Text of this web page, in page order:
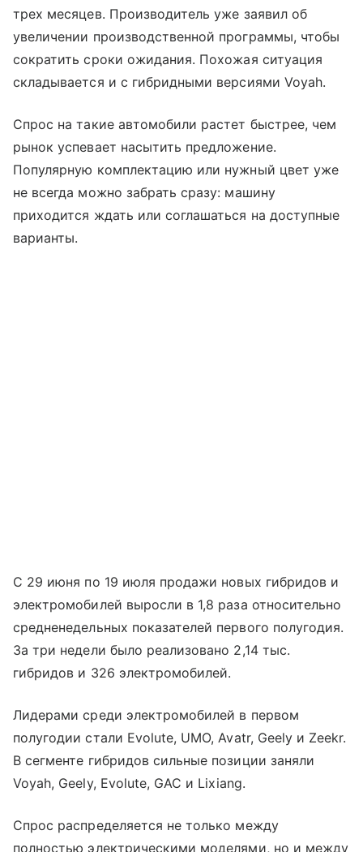
трех месяцев. Производитель уже заявил об
увеличении производственной программы, чтобы
сократить сроки ожидания. Похожая ситуация
складывается и с гибридными версиями Voyah.
Спрос на такие автомобили растет быстрее, чем
рынок успевает насытить предложение.
Популярную комплектацию или нужный цвет уже
не всегда можно забрать сразу: машину
приходится ждать или соглашаться на доступные
варианты.
С 29 июня по 19 июля продажи новых гибридов и
электромобилей выросли в 1,8 раза относительно
средненедельных показателей первого полугодия.
За три недели было реализовано 2,14 тыс.
гибридов и 326 электромобилей.
Лидерами среди электромобилей в первом
полугодии стали Evolute, UMO, Avatr, Geely и Zeekr.
В сегменте гибридов сильные позиции заняли
Voyah, Geely, Evolute, GAC и Lixiang.
Спрос распределяется не только между
полностью электрическими моделями, но и между